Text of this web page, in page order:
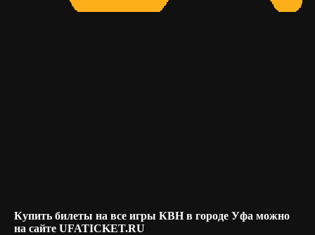
Купить билеты на все игры КВН в городе Уфа можно
на сайте UFATICKET.RU